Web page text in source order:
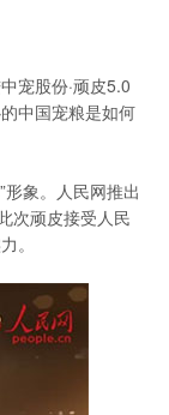
宠股份·顽皮5.0
中国宠粮是如何
象。人民网推出
次顽皮接受人民
。